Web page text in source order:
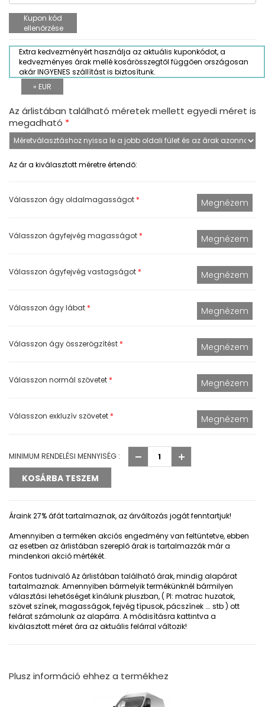
Kupon kód
ellenőrzése
Extra kedvezményért használja az aktuális kuponkódot, a
kedvezményes árak mellé kosárösszegtől függően országosan
akár INGYENES szállítást is biztosítunk.
» EUR
Az árlistában található méretek mellett egyedi méret is
megadható *
Az ár a kiválasztott méretre értendő:
Válasszon ágy oldalmagasságot *
Válasszon ágyfejvég magasságot *
Válasszon ágyfejvég vastagságot *
Válasszon ágy lábat *
Válasszon ágy összerögzítést *
Válasszon normál szövetet *
Válasszon exkluzív szövetet *
MINIMUM RENDELÉSI MENNYISÉG :
Áraink 27% áfát tartalmaznak, az árváltozás jogát fenntartjuk!
Amennyiben a terméken akciós engedmény van feltüntetve, ebben
az esetben az árlistában szereplő árak is tartalmazzák már a
mindenkori akció mértékét.
Fontos tudnivalóAz árlistában található árak, mindig alapárat
tartalmaznak. Amennyiben bármelyik termékünknél bármilyen
választási lehetőséget kínálunk pluszban, ( Pl: matrac huzatok,
szövet színek, magasságok, fejvég típusok, pácszínek …. stb ) ott
felárat számolunk az alapárra. A módisításra kattintva a
kiválasztott méret ára az aktuális felárral változik!
Plusz információ ehhez a termékhez